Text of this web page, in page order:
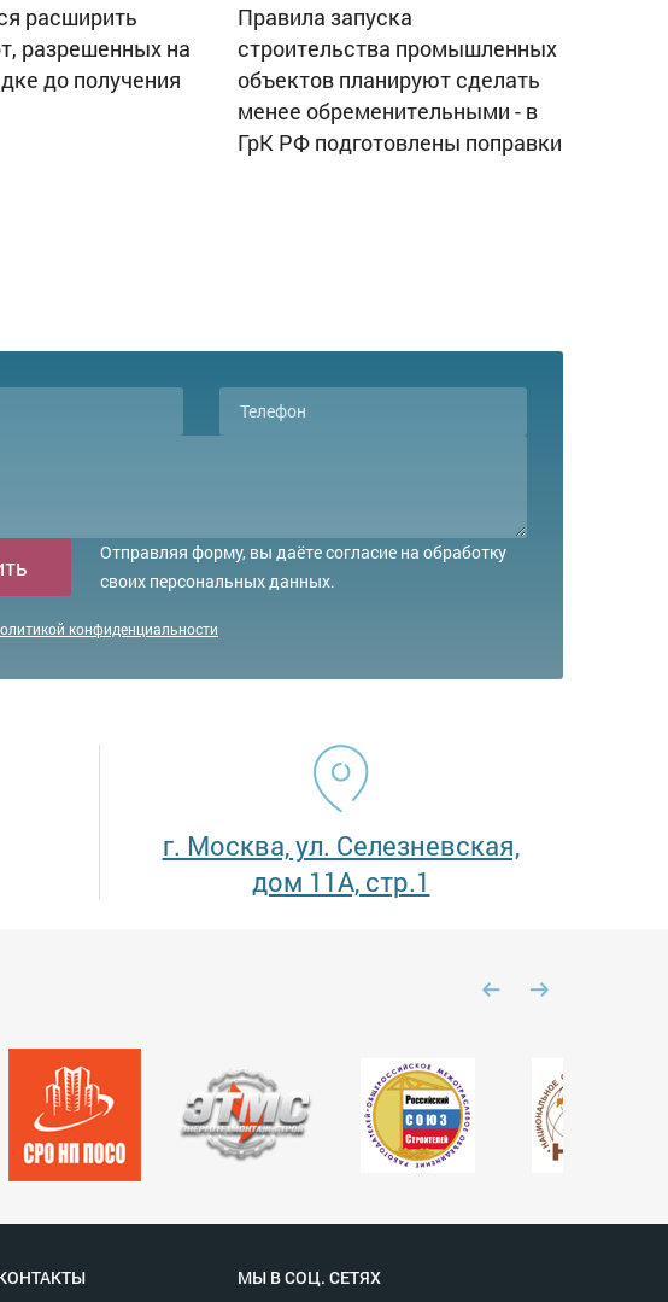
расширить
разрешенных на
до получения
Правила запуска
строительства промышленных
объектов планируют сделать
менее обременительными - в
ГрК РФ подготовлены поправки
конфиденциальности
Отправляя форму, вы даёте согласие на обработку
своих персональных данных.
г. Москва, ул. Селезневская,
дом 11А, стр.1
МЫ В СОЦ. СЕТЯХ